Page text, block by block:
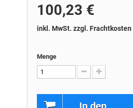
100,23 €
inkl. MwSt. zzgl. Frachtkosten
Menge